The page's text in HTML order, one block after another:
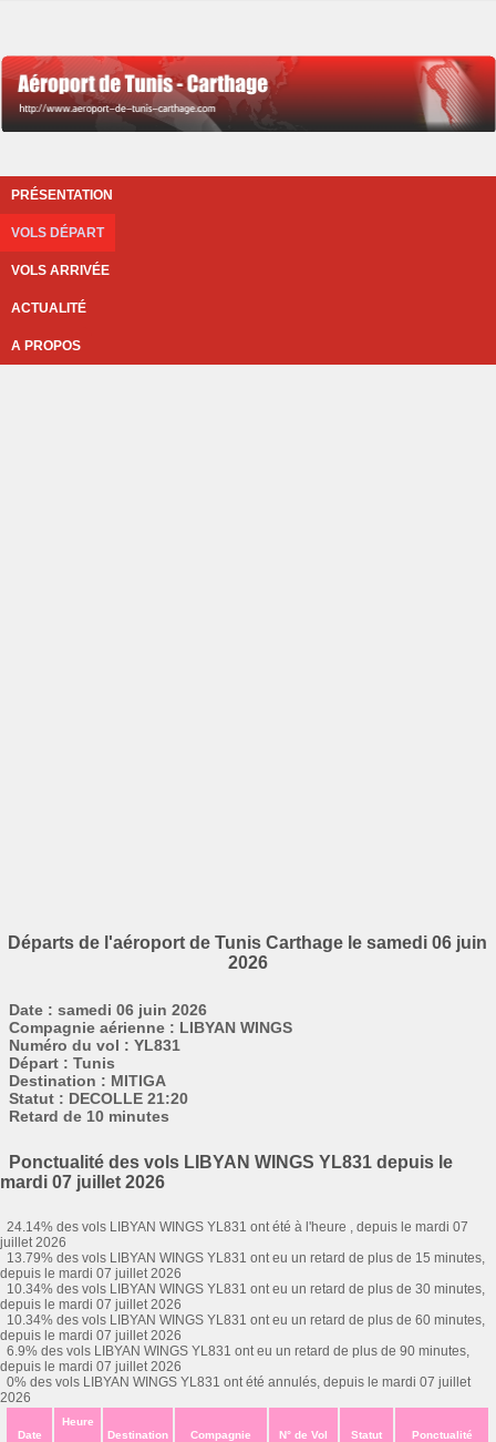
PRÉSENTATION
VOLS DÉPART
VOLS ARRIVÉE
ACTUALITÉ
A PROPOS
Départs de l'aéroport de Tunis Carthage le samedi 06 juin
2026
Date : samedi 06 juin 2026
Compagnie aérienne : LIBYAN WINGS
Numéro du vol : YL831
Départ : Tunis
Destination : MITIGA
Statut : DECOLLE 21:20
Retard de 10 minutes
Ponctualité des vols LIBYAN WINGS YL831 depuis le
mardi 07 juillet 2026
24.14% des vols LIBYAN WINGS YL831 ont été à l'heure , depuis le mardi 07
juillet 2026
13.79% des vols LIBYAN WINGS YL831 ont eu un retard de plus de 15 minutes,
depuis le mardi 07 juillet 2026
10.34% des vols LIBYAN WINGS YL831 ont eu un retard de plus de 30 minutes,
depuis le mardi 07 juillet 2026
10.34% des vols LIBYAN WINGS YL831 ont eu un retard de plus de 60 minutes,
depuis le mardi 07 juillet 2026
6.9% des vols LIBYAN WINGS YL831 ont eu un retard de plus de 90 minutes,
depuis le mardi 07 juillet 2026
0% des vols LIBYAN WINGS YL831 ont été annulés, depuis le mardi 07 juillet
2026
Date
Heure
Destination Compagnie N° de Vol Statut Ponctualité